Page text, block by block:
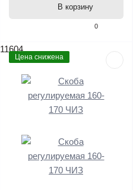
0
В корзину
11604
Цена снижена